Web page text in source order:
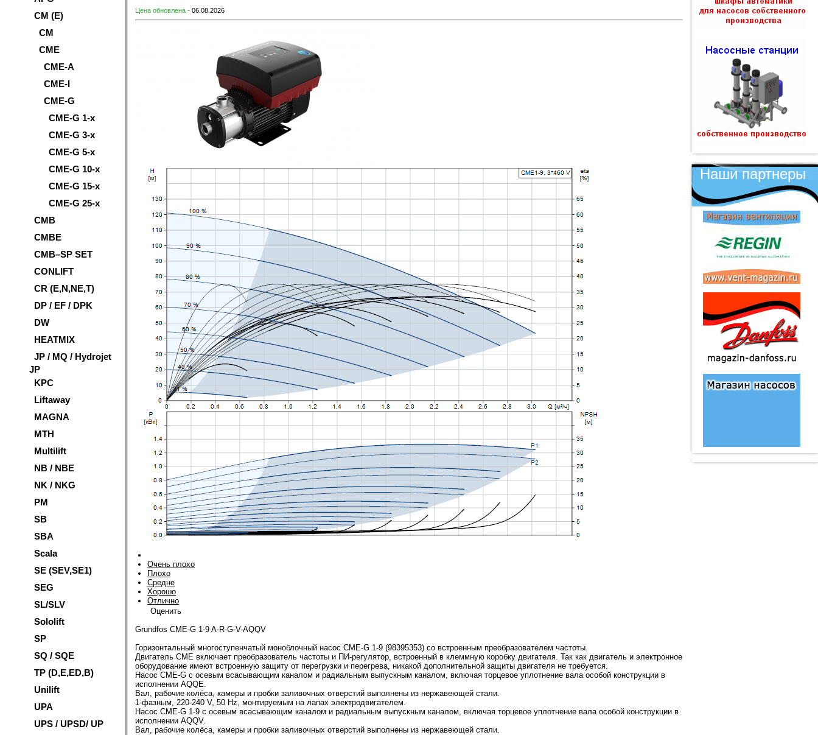
CM (E)
CM
CME
CME-A
CME-I
CME-G
CME-G 1-x
CME-G 3-x
CME-G 5-x
CME-G 10-x
CME-G 15-x
CME-G 25-x
CMB
CMBE
CMB–SP SET
CONLIFT
CR (E,N,NE,T)
DP / EF / DPK
DW
HEATMIX
JP / MQ / Hydrojet
JP
KPC
Liftaway
MAGNA
MTH
Multilift
NB / NBE
NK / NKG
PM
SB
SBA
Scala
SE (SEV,SE1)
SEG
SL/SLV
Sololift
SP
SQ / SQE
TP (D,E,ED,B)
Unilift
UPA
UPS / UPSD/ UP
Наши партнеры
Цена обновлена - 06.08.2026
Очень плохо
Плохо
Средне
Хорошо
Отлично
Оценить
Grundfos CME-G 1-9 A-R-G-V-AQQV
Горизонтальный многоступенчатый моноблочный насос CME-G 1-9 (98395353) со встроенным преобразователем частоты.
Двигатель CME включает преобразователь частоты и ПИ-регулятор, встроенный в клеммную коробку двигателя. Так как двигатель и электронное
оборудование имеют встроенную защиту от перегрузки и перегрева, никакой дополнительной защиты двигателя не требуется.
Насос CME-G с осевым всасывающим каналом и радиальным выпускным каналом, включая торцевое уплотнение вала особой конструкции в
исполнении AQQE.
Вал, рабочие колёса, камеры и пробки заливочных отверстий выполнены из нержавеющей стали.
1-фазным, 220-240 V, 50 Hz, монтируемым на лапах электродвигателем.
Насос CME-G 1-9 с осевым всасывающим каналом и радиальным выпускным каналом, включая торцевое уплотнение вала особой конструкции в
исполнении AQQV.
Вал, рабочие колёса, камеры и пробки заливочных отверстий выполнены из нержавеющей стали.